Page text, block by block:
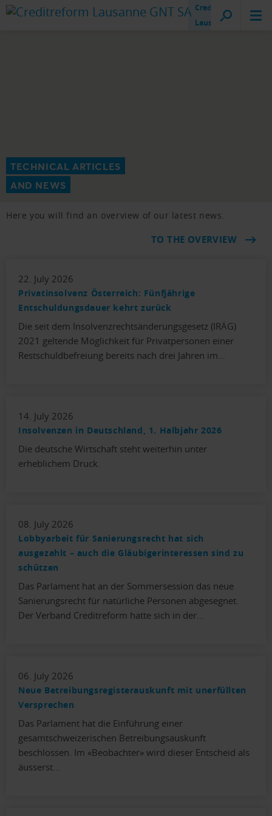
Creditreform
Lausanne
TECHNICAL ARTICLES
AND NEWS
Here you will find an overview of our latest news.
TO THE OVERVIEW
22. July 2026
Privatinsolvenz Österreich: Fünfjährige
Entschuldungsdauer kehrt zurück
Die seit dem Insolvenzrechtsänderungsgesetz (IRÄG)
2021 geltende Möglichkeit für Privatpersonen einer
Restschuldbefreiung bereits nach drei Jahren im…
14. July 2026
Insolvenzen in Deutschland, 1. Halbjahr 2026
Die deutsche Wirtschaft steht weiterhin unter
erheblichem Druck.
08. July 2026
Lobbyarbeit für Sanierungsrecht hat sich
ausgezahlt – auch die Gläubigerinteressen sind zu
schützen
Das Parlament hat an der Sommersession das neue
Sanierungsrecht für natürliche Personen abgesegnet.
Der Verband Creditreform hatte sich in der…
06. July 2026
Neue Betreibungsregisterauskunft mit unerfüllten
Versprechen
Das Parlament hat die Einführung einer
gesamtschweizerischen Betreibungsauskunft
beschlossen. Im «Beobachter» wird dieser Entscheid als
äusserst…